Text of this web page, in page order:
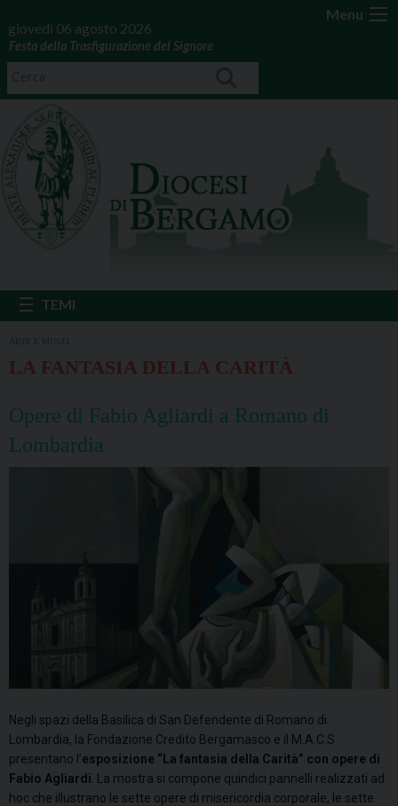
Menu
giovedì 06 agosto 2026
Festa della Trasfigurazione del Signore
LA FANTASIA DELLA CARITÀ
Opere di Fabio Agliardi a Romano di
Lombardia
Negli spazi della Basilica di San Defendente di Romano di
Lombardia, la Fondazione Credito Bergamasco e il M.A.C.S.
presentano l’esposizione “La fantasia della Carità” con opere di
Fabio Agliardi . La mostra si compone quindici pannelli realizzati ad
hoc che illustrano le sette opere di misericordia corporale, le sette